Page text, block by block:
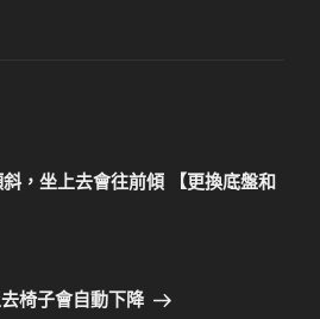
，坐上去會往前傾 【更換底盤和
椅子會自動下降